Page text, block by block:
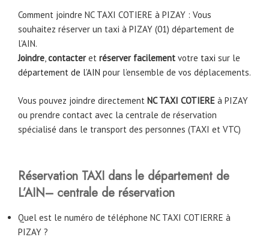
Comment joindre NC TAXI COTIERE à PIZAY : Vous
souhaitez réserver un taxi à PIZAY (01) département de
l’AIN.
Joindre,contacteret réserver facilement votre taxi sur le
département de l’AIN pour l’ensemble de vos déplacements.
Vous pouvez joindre directement NC TAXI COTIERE à PIZAY
ou prendre contact avec la centrale de réservation
spécialisé dans le transport des personnes (TAXI et VTC)
Réservation TAXI dans le département de
L’AIN– centrale de réservation
Quel est le numéro de téléphone NC TAXI COTIERRE à
PIZAY ?